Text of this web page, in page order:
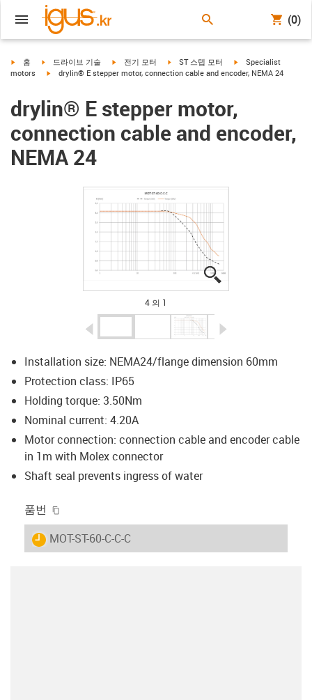
(0)
igus-icon-arrow-right
홈 igus-icon-arrow-right
드라이브 기술 igus-icon-arrow-right
전기 모터 igus-icon-arrow-right
ST 스텝 모터 igus-icon-arrow-right
Specialist
motors
igus-icon-arrow-right
drylin® E stepper motor, connection cable and encoder, NEMA 24
drylin® E stepper motor,
connection cable and encoder,
NEMA 24
igus-icon-lupe
igus-icon-lupe
igus-icon-lupe
igus-icon-lupe
4 의 1
Installation size: NEMA24/flange dimension 60mm
Protection class: IP65
Holding torque: 3.50Nm
Nominal current: 4.20A
Motor connection: connection cable and encoder cable
in 1m with Molex connector
Shaft seal prevents ingress of water
품번
igus-icon-lieferzeit
MOT-ST-60-C-C-C